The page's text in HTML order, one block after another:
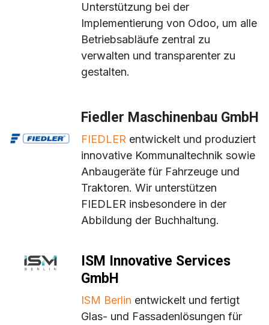
Unterstützung bei der
Implementierung von Odoo, um alle
Betriebsabläufe zentral zu
verwalten und transparenter zu
gestalten.
Fiedler Maschinenbau GmbH
FIEDLER entwickelt und produziert
innovative Kommunaltechnik sowie
Anbaugeräte für Fahrzeuge und
Traktoren. Wir unterstützen
FIEDLER insbesondere in der
Abbildung der Buchhaltung.
ISM Innovative Services
GmbH
ISM Berlin entwickelt und fertigt
Glas- und Fassadenlösungen für